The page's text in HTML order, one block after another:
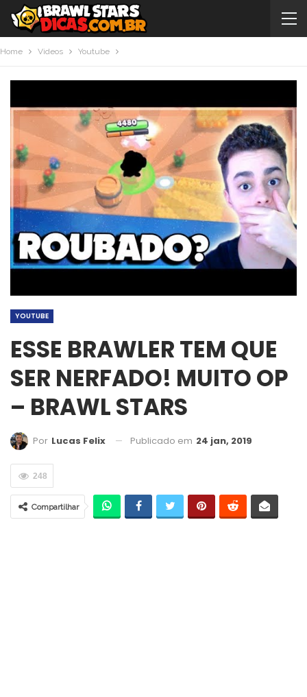
Home Videos Youtube
YOUTUBE
ESSE BRAWLER TEM QUE
SER NERFADO! MUITO OP
– BRAWL STARS
Por Lucas Felix Publicado em 24 jan, 2019
248
Compartilhar